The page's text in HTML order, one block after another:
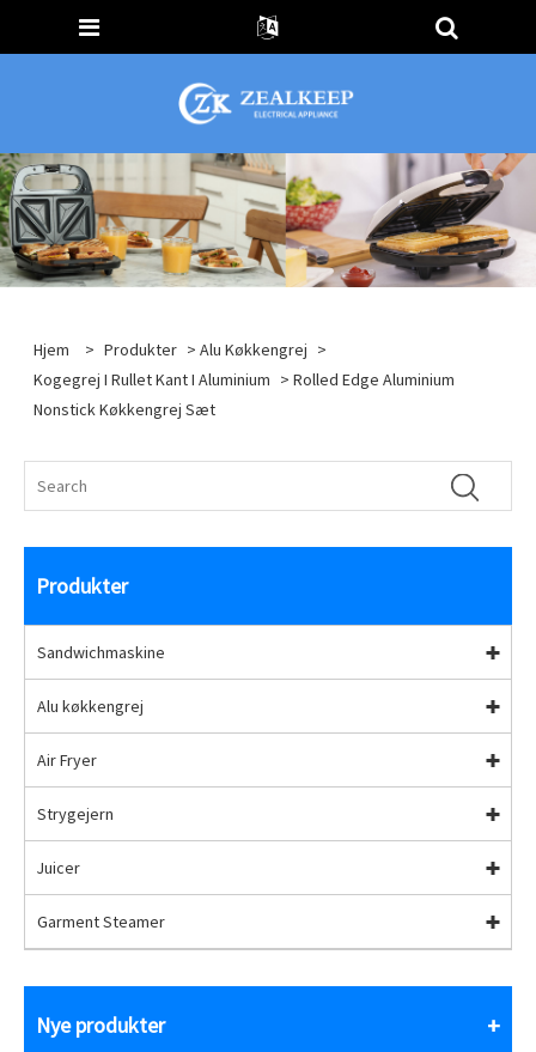
Hjem > Produkter >Alu Køkkengrej >
Kogegrej I Rullet Kant I Aluminium > Rolled Edge Aluminium
Nonstick Køkkengrej Sæt
Produkter
Sandwichmaskine
Alu køkkengrej
Air Fryer
Strygejern
Juicer
Garment Steamer
Nye produkter